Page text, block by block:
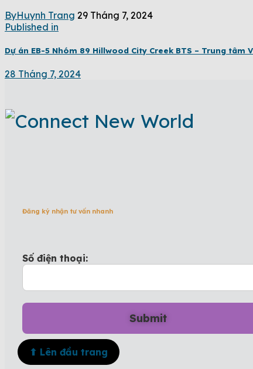
ByHuynh Trang 29 Tháng 7, 2024
Published in
Dự án EB-5 Nhóm 89 Hillwood City Creek BTS – Trung tâm
28 Tháng 7, 2024
Đăng ký nhận tư vấn nhanh
Số điện thoại:
⬆ Lên đầu trang